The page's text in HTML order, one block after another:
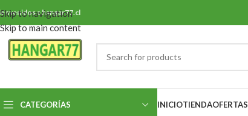
Skip to navigation
Skip to main content
a hangar77.cl
CATEGORÍAS INICIOTIENDAOFERTAS